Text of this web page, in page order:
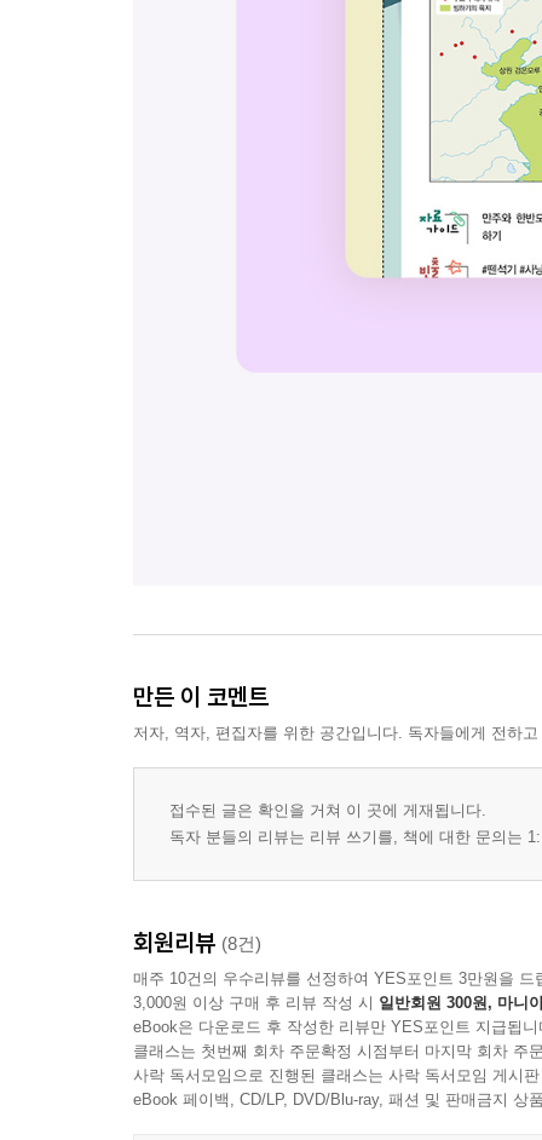
만든 이 코멘트
저자, 역자, 편집자를 위한 공간입니다. 독자들에게 전하
접수된 글은 확인을 거쳐 이 곳에 게재됩니다.
독자 분들의 리뷰는 리뷰 쓰기를, 책에 대한 문의는
회원리뷰 (8건)
매주 10건의 우수리뷰를 선정하여 YES포인트 3만원을 드
3,000원 이상 구매 후 리뷰 작성 시 일반회원 300원, 마니
eBook은 다운로드 후 작성한 리뷰만 YES포인트 지급됩니
클래스는 첫번째 회차 주문확정 시점부터 마지막 회차 주
사락 독서모임으로 진행된 클래스는 사락 독서모임 게시
eBook 페이백, CD/LP, DVD/Blu-ray, 패션 및 판매금지 상